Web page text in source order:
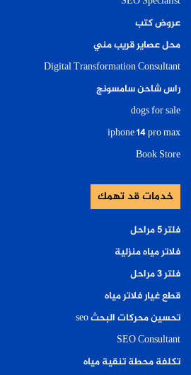
عروض كتب
محل عصاير قريب مني
Digital Transformation Consultant
راس شاحن سامسونج
dogs for sale
iphone 14 pro max
Book Store
خدمات قد تهمك
فلتر ٥ مراحل
فلاتر مياه منزلية
فلتر ٣ مراحل
قطع غيار فلاتر مياه
تحسين محركات البحث seo
SEO Consultant
تكلفة محطة تنقية مياه